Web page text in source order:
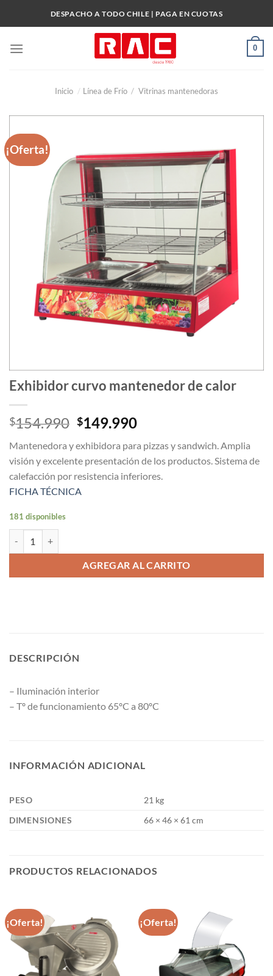
DESPACHO A TODO CHILE | PAGA EN CUOTAS
0
Inicio / Línea de Frío / Vitrinas mantenedoras
¡Oferta!
Exhibidor curvo mantenedor de calor
$154.990 El
original
era:
$154.990.
$149.990El
actual
es:
$149.990.
Mantenedora y exhibidora para pizzas y sandwich. Amplia
visión y excelente presentación de los productos. Sistema de
calefacción por resistencia inferiores.
FICHA TÉCNICA
181 disponibles
AGREGAR AL CARRITO
DESCRIPCIÓN
– Iluminación interior
– Tº de funcionamiento 65ºC a 80ºC
INFORMACIÓN ADICIONAL
PESO
21 kg
DIMENSIONES
66 × 46 × 61 cm
PRODUCTOS RELACIONADOS
¡Oferta! ¡Oferta!